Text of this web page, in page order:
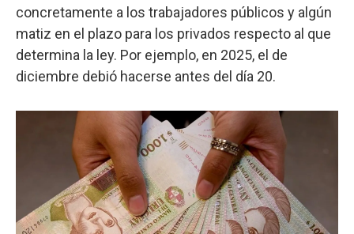
concretamente a los trabajadores públicos y algún
matiz en el plazo para los privados respecto al que
determina la ley. Por ejemplo, en 2025, el de
diciembre debió hacerse antes del día 20.